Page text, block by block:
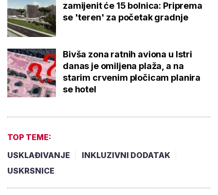
zamijenit će 15 bolnica: Priprema
se 'teren' za početak gradnje
Bivša zona ratnih aviona u Istri
danas je omiljena plaža, a na
starim crvenim pločicam planira
se hotel
TOP TEME:
USKLAĐIVANJE
INKLUZIVNI DODATAK
USKRSNICE